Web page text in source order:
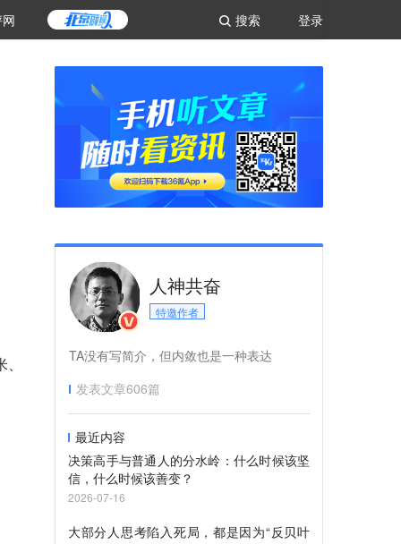
登录
搜索
人神共奋
特邀作者
TA没有写简介，但内敛也是一种表达
发表文章606篇
最近内容
决策高手与普通人的分水岭：什么时候该坚
信，什么时候该善变？
2026-07-16
大部分人思考陷入死局，都是因为“反贝叶